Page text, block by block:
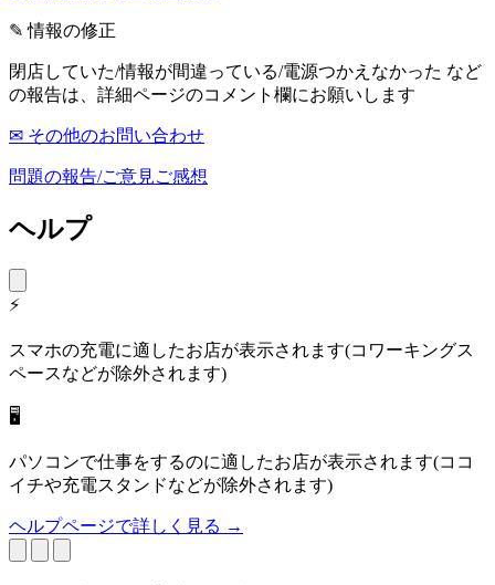
✎ 情報の修正
閉店していた/情報が間違っている/電源つかえなかった など
の報告は、詳細ページのコメント欄にお願いします
✉ その他のお問い合わせ
問題の報告/ご意見ご感想
ヘルプ
⚡
スマホの充電に適したお店が表示されます(コワーキングス
ペースなどが除外されます)
🖥
パソコンで仕事をするのに適したお店が表示されます(ココ
イチや充電スタンドなどが除外されます)
ヘルプページで詳しく見る →